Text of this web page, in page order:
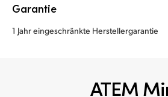
Garantie
1 Jahr eingeschränkte Herstellergarantie
ATEM